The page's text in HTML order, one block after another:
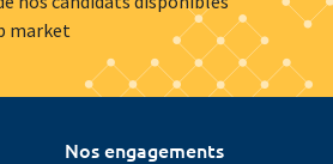
market
Nos engagements